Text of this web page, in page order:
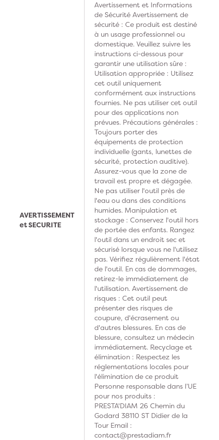
AVERTISSEMENT
et SECURITE
Avertissement et Informations
de Sécurité Avertissement de
sécurité : Ce produit est destiné
à un usage professionnel ou
domestique. Veuillez suivre les
instructions ci-dessous pour
garantir une utilisation sûre :
Utilisation appropriée : Utilisez
cet outil uniquement
conformément aux instructions
fournies. Ne pas utiliser cet outil
pour des applications non
prévues. Précautions générales :
Toujours porter des
équipements de protection
individuelle (gants, lunettes de
sécurité, protection auditive).
Assurez-vous que la zone de
travail est propre et dégagée.
Ne pas utiliser l'outil près de
l'eau ou dans des conditions
humides. Manipulation et
stockage : Conservez l'outil hors
de portée des enfants. Rangez
l'outil dans un endroit sec et
sécurisé lorsque vous ne l'utilisez
pas. Vérifiez régulièrement l'état
de l'outil. En cas de dommages,
retirez-le immédiatement de
l'utilisation. Avertissement de
risques : Cet outil peut
présenter des risques de
coupure, d'écrasement ou
d'autres blessures. En cas de
blessure, consultez un médecin
immédiatement. Recyclage et
élimination : Respectez les
réglementations locales pour
l'élimination de ce produit
Personne responsable dans l’UE
pour nos produits :
PRESTA'DIAM 26 Chemin du
Godard 38110 ST Didier de la
Tour Email :
contact@prestadiam.fr